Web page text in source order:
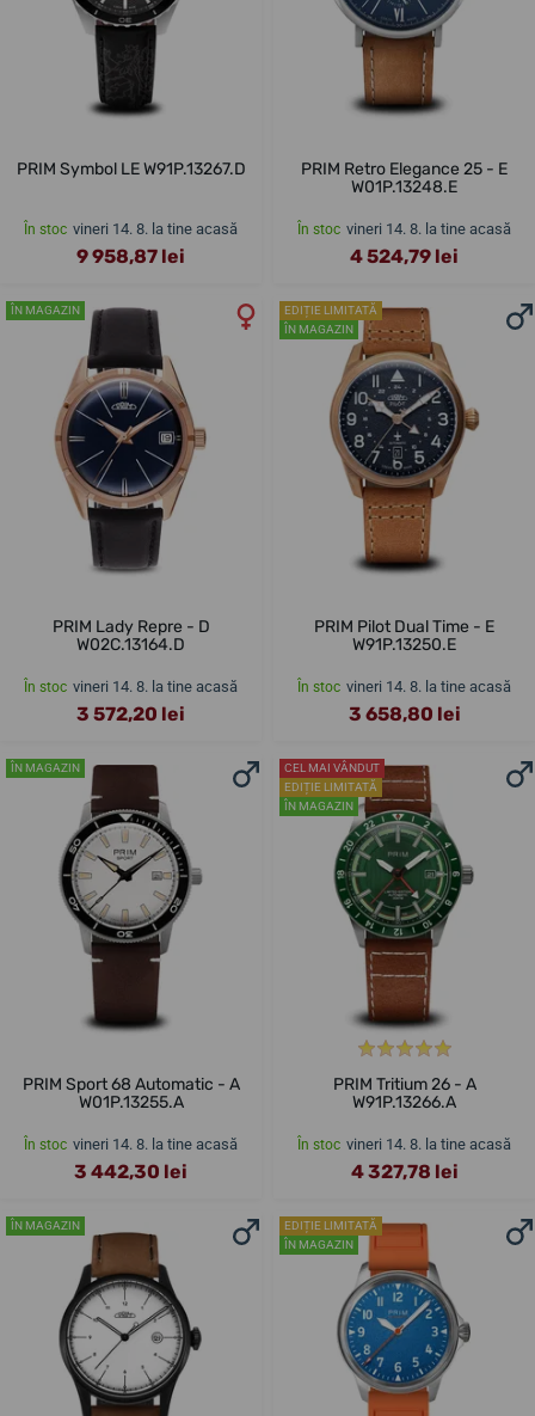
PRIM Symbol LE W91P.13267.D
În stoc vineri 14. 8. la tine acasă
9 958,87 lei
PRIM Retro Elegance 25 - E
W01P.13248.E
În stoc vineri 14. 8. la tine acasă
4 524,79 lei
ÎN MAGAZIN
PRIM Lady Repre - D
W02C.13164.D
În stoc vineri 14. 8. la tine acasă
3 572,20 lei
EDIȚIE LIMITATĂ
ÎN MAGAZIN
PRIM Pilot Dual Time - E
W91P.13250.E
În stoc vineri 14. 8. la tine acasă
3 658,80 lei
ÎN MAGAZIN
PRIM Sport 68 Automatic - A
W01P.13255.A
În stoc vineri 14. 8. la tine acasă
3 442,30 lei
CEL MAI VÂNDUT
EDIȚIE LIMITATĂ
ÎN MAGAZIN
PRIM Tritium 26 - A
W91P.13266.A
În stoc vineri 14. 8. la tine acasă
4 327,78 lei
ÎN MAGAZIN
EDIȚIE LIMITATĂ
ÎN MAGAZIN